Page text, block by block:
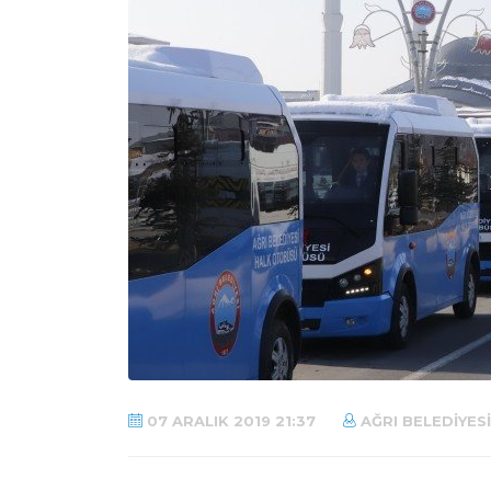
07 ARALIK 2019 21:37 AĞRI BELEDIYESI